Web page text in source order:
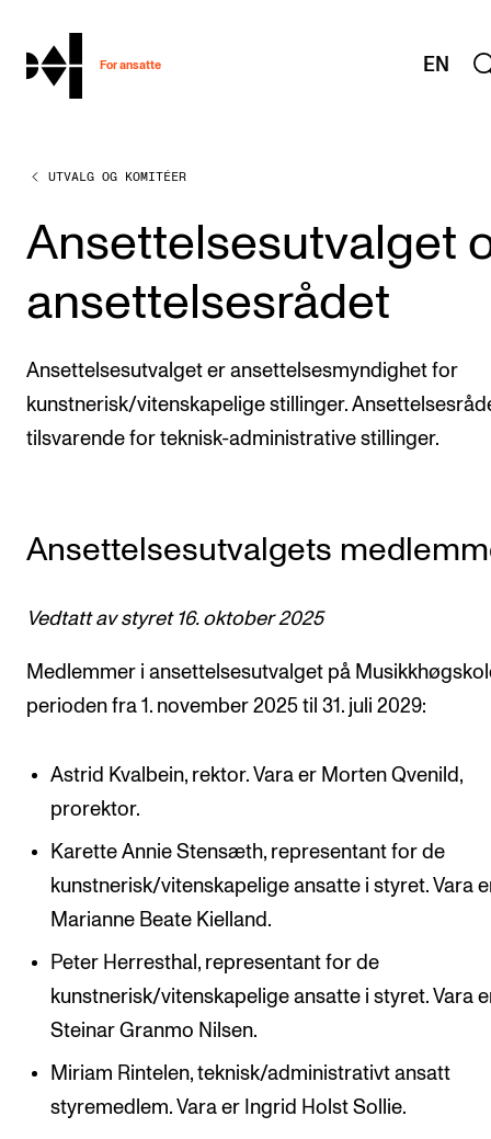
hjem
For ansatte EN
MITT ARBEIDSFORHOLD
Arbeidstid og lønn
Reiser og utveksling
Kompetanse og velferd
Helse, miljø og sikkerhet
VERKTØY OG HJELP
Canvas
Kommunikasjon
Alle hjelpesider
UNDERVISNING OG STUDENTSTØTTE
Eksamen og vitnemål
Timeplaner og undervisning
Utvikling av studieplaner og kurs
Digitale ressurser for undervisning
UTVALG OG KOMITÉER
Ansettelsesutvalget
ansettelsesrådet
Ansettelsesutvalget er ansettelsesmyndighet for
kunstnerisk/vitenskapelige stillinger.
tilsvarende for teknisk-administrative stillinger.
Ansettelsesutvalgets
Vedtatt av styret 16. oktober 2025
Medlemmer i ansettelsesutvalget på
perioden fra 1. november 2025 til 31. juli 2029:
Astrid Kvalbein, rektor. Vara er Morten Qvenild,
prorektor.
Karette Annie Stensæth, representant for de
kunstnerisk/vitenskapelige ansatte i styret. Vara
Marianne Beate Kielland.
Peter Herresthal, representant for de
kunstnerisk/vitenskapelige ansatte i styret. Vara
Steinar Granmo Nilsen.
Miriam Rintelen, teknisk/administrativt ansatt
styremedlem. Vara er Ingrid Holst Sollie.